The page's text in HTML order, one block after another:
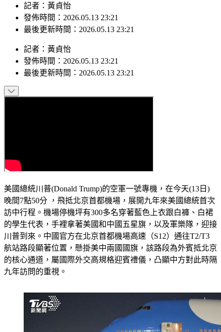
記者：黃貞怡
發佈時間：2026.05.13 23:21
記者：黃貞怡
發佈時間：2026.05.13 23:21
美國總統川普(Donald Trump)的空軍一號專機，在今天(13日)
晚間7點50分 ，飛抵北京首都機場，展開九年來美國總統首次
訪中行程。機場停機坪有300多名穿著藍色上衣跟白褲、白裙
的學生代表，手裡拿著美國和中國五星旗，以及軍樂隊，迎接
川普到來。中國官方在北京首都機場高速（S12）通往T2/T3
航站路段顯著位置，懸掛美中兩國國旗，該路段為外賓抵北京
的核心通道，屬國際外交高規格迎賓禮儀，凸顯中方對此時隔